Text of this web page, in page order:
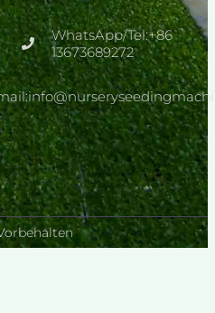
Drum
Pflanzmaschin
e für Chili-
Pfeffer-
Setzlinge
WhatsApp/Tel:+86
13673689272